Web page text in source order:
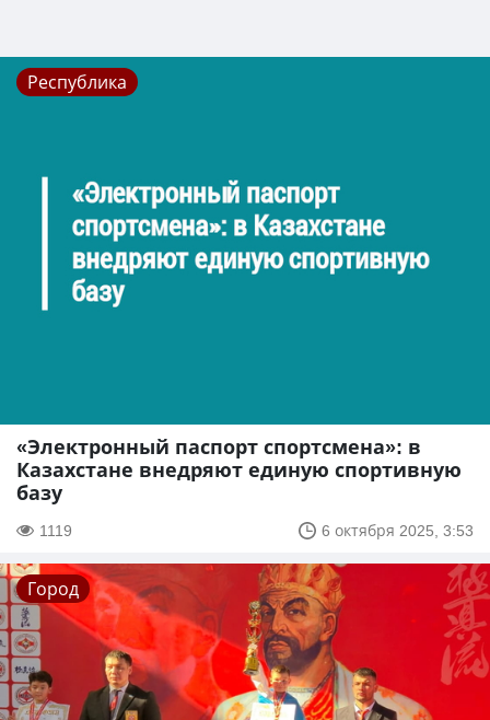
Республика
«Электронный паспорт спортсмена»: в
Казахстане внедряют единую спортивную
базу
1119 6 октября 2025, 3:53
Город